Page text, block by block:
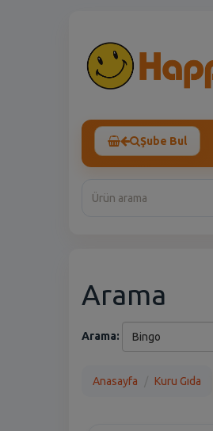
Şube Bul
Arama
Arama:
Anasayfa Kuru Gıda